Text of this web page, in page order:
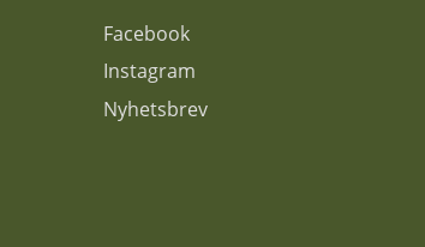
Facebook
Instagram
Nyhetsbrev